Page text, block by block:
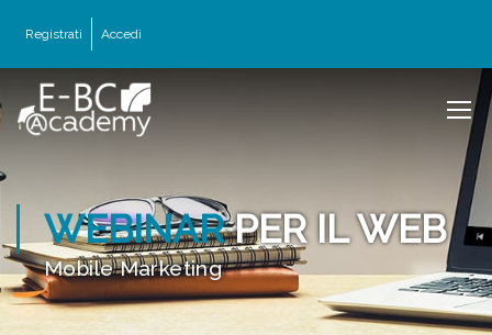
Registrati Accedi
WEBINARPER IL WEB
Mobile Marketing